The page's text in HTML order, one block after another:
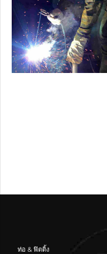
ท่อ & ฟิตติ้ง